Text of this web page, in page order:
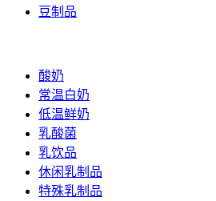
豆制品
酸奶
常温白奶
低温鲜奶
乳酸菌
乳饮品
休闲乳制品
特殊乳制品